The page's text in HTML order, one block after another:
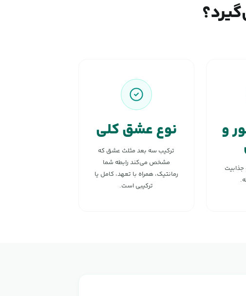
و نوع عشق کلی
ترکیب سه بعد مثلث عشق که
مشخص می‌کند رابطه شما
رمانتیک، همراه با تعهد، کامل یا
ترکیبی است.